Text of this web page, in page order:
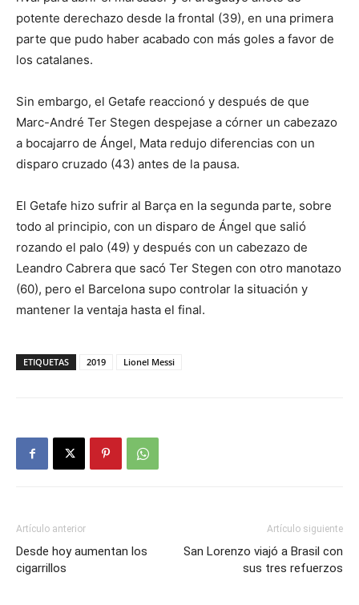
potente derechazo desde la frontal (39), en una primera
parte que pudo haber acabado con más goles a favor de
los catalanes.
Sin embargo, el Getafe reaccionó y después de que
Marc-André Ter Stegen despejase a córner un cabezazo
a bocajarro de Ángel, Mata redujo diferencias con un
disparo cruzado (43) antes de la pausa.
El Getafe hizo sufrir al Barça en la segunda parte, sobre
todo al principio, con un disparo de Ángel que salió
rozando el palo (49) y después con un cabezazo de
Leandro Cabrera que sacó Ter Stegen con otro manotazo
(60), pero el Barcelona supo controlar la situación y
mantener la ventaja hasta el final.
ETIQUETAS 2019 Lionel Messi
Artículo anterior
Desde hoy aumentan los
cigarrillos
Artículo siguiente
San Lorenzo viajó a Brasil con
sus tres refuerzos